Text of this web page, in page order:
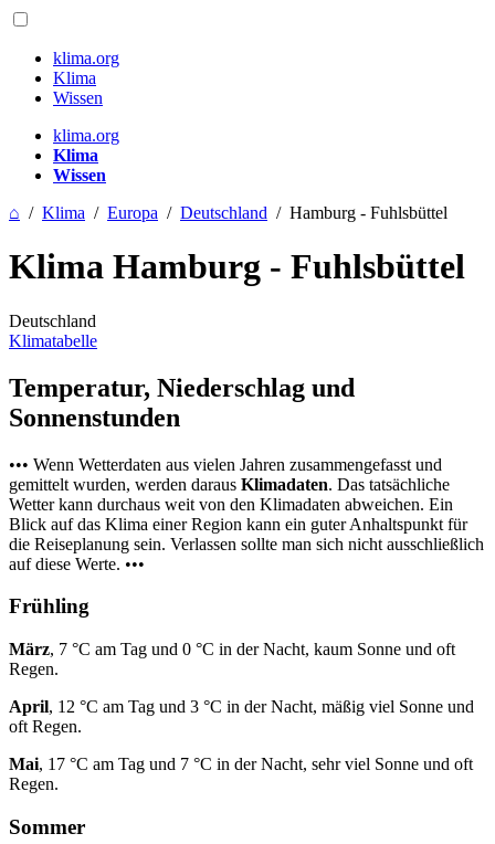
klima.org
Klima
Wissen
klima.org
Klima
Wissen
⌂ / Klima / Europa / Deutschland / Hamburg - Fuhlsbüttel
Klima Hamburg - Fuhlsbüttel
Deutschland
Klimatabelle
Temperatur, Niederschlag und
Sonnenstunden
••• Wenn Wetterdaten aus vielen Jahren zusammengefasst und
gemittelt wurden, werden daraus Klimadaten. Das tatsächliche
Wetter kann durchaus weit von den Klimadaten abweichen. Ein
Blick auf das Klima einer Region kann ein guter Anhaltspunkt für
die Reiseplanung sein. Verlassen sollte man sich nicht ausschließlich
auf diese Werte. •••
Frühling
März, 7 °C am Tag und 0 °C in der Nacht, kaum Sonne und oft
Regen.
April, 12 °C am Tag und 3 °C in der Nacht, mäßig viel Sonne und
oft Regen.
Mai, 17 °C am Tag und 7 °C in der Nacht, sehr viel Sonne und oft
Regen.
Sommer